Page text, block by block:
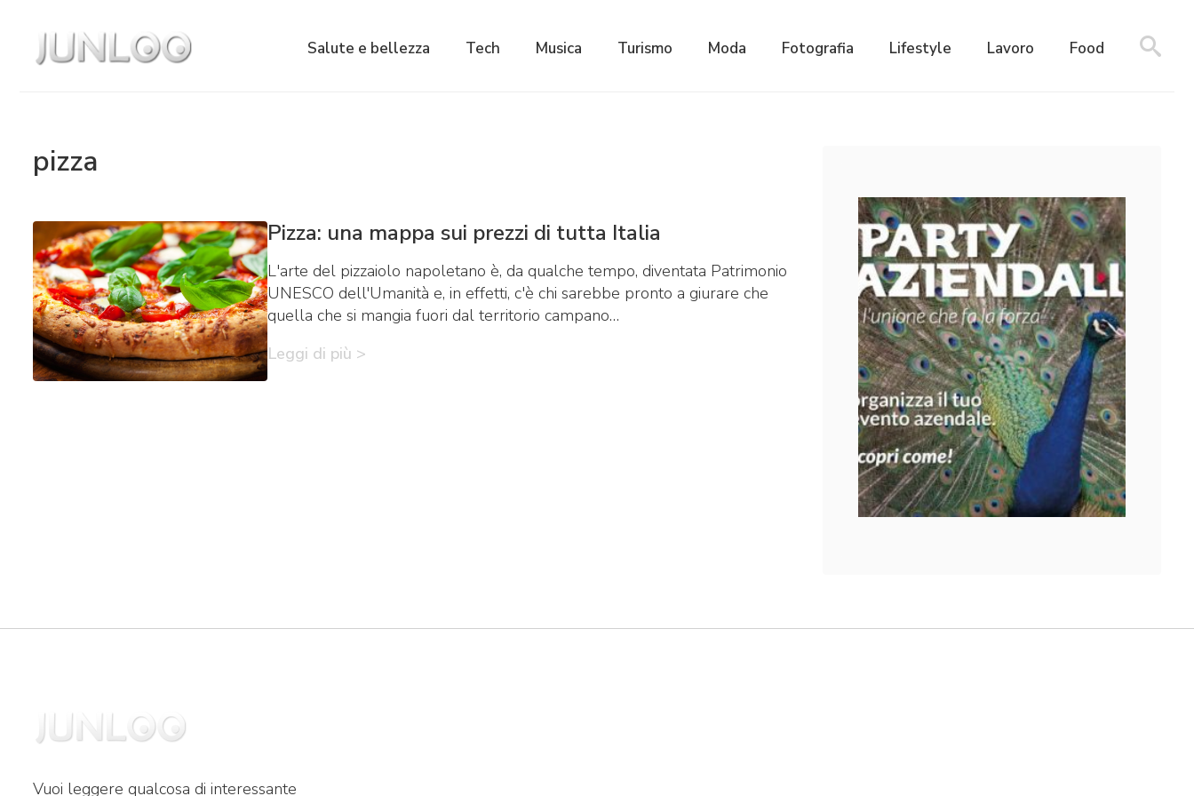
Salute e bellezza Tech Musica Turismo Moda Fotografia Lifestyle Lavoro Food
pizza
Pizza: una mappa sui prezzi di tutta Italia
L'arte del pizzaiolo napoletano è, da qualche tempo, diventata Patrimonio
UNESCO dell'Umanità e, in effetti, c'è chi sarebbe pronto a giurare che
quella che si mangia fuori dal territorio campano…
Leggi di più >
Vuoi leggere qualcosa di interessante